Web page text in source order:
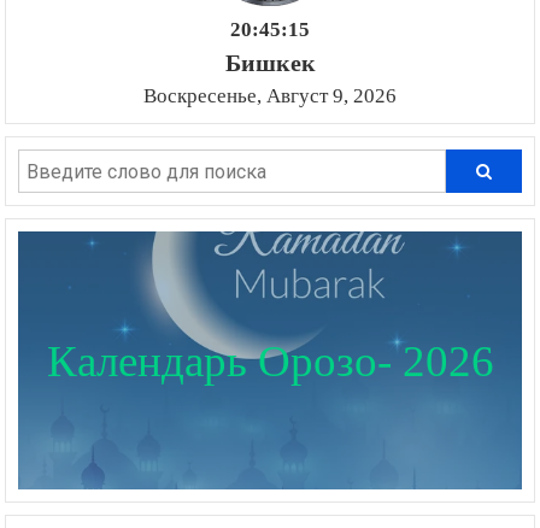
20:45:16
Бишкек
Воскресенье, Август 9, 2026
Календарь Орозо- 2026